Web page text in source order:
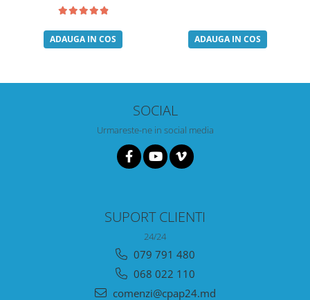
ADAUGA IN COS ADAUGA IN COS
SOCIAL
Urmareste-ne in social media
SUPORT CLIENTI
24/24
079 791 480
068 022 110
comenzi@cpap24.md